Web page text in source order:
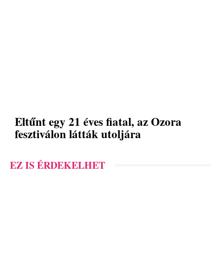
Eltűnt egy 21 éves fiatal, az Ozora
fesztiválon látták utoljára
EZ IS ÉRDEKELHET